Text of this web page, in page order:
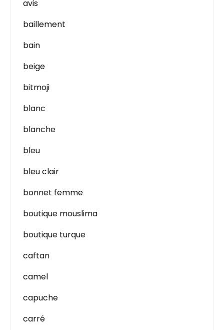
avis
baillement
bain
beige
bitmoji
blanc
blanche
bleu
bleu clair
bonnet femme
boutique mouslima
boutique turque
caftan
camel
capuche
carré